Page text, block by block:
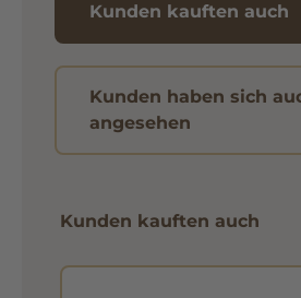
Kunden kauften auch
Kunden haben sich
angesehen
Kunden kauften auch